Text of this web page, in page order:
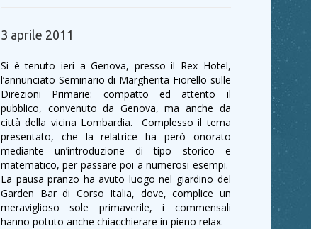
3 aprile 2011
Si è tenuto ieri a Genova, presso il Rex Hotel,
l’annunciato Seminario di Margherita Fiorello sulle
Direzioni Primarie: compatto ed attento il
pubblico, convenuto da Genova, ma anche da
città della vicina Lombardia. Complesso il tema
presentato, che la relatrice ha però onorato
mediante un’introduzione di tipo storico e
matematico, per passare poi a numerosi esempi.
La pausa pranzo ha avuto luogo nel giardino del
Garden Bar di Corso Italia, dove, complice un
meraviglioso sole primaverile, i commensali
hanno potuto anche chiacchierare in pieno relax.